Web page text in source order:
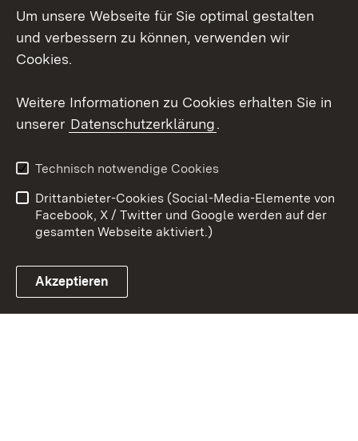
Mastodon
Youtube
Link zum Landesportal
Kontakt
Datenschutz
Barrierefreiheit
Impressum Cookies
Um unsere Webseite für Sie optimal gestalten
und verbessern zu können, verwenden wir
Cookies.
Weitere Informationen zu Cookies erhalten Sie in
unserer Datenschutzerklärung.
Technisch notwendige Cookies
Drittanbieter-Cookies (Social-Media-Elemente von
Facebook, X / Twitter und Google werden auf der
gesamten Webseite aktiviert.)
Akzeptieren